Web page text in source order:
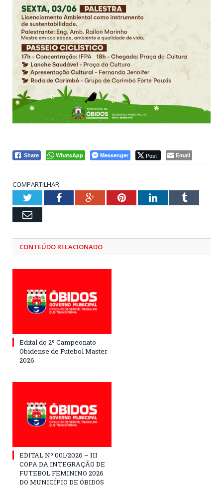
Share WhatsApp Messenger Post Email
COMPARTILHAR:
TwitterFacebookGoogle+PinterestLinkedInTumblr
Email
CONTEÚDO RELACIONADO
Edital do 2º Campeonato
Obidense de Futebol Master
2026
EDITAL Nº 001/2026 – III
COPA DA INTEGRAÇÃO DE
FUTEBOL FEMININO 2026
DO MUNICÍPIO DE ÓBIDOS